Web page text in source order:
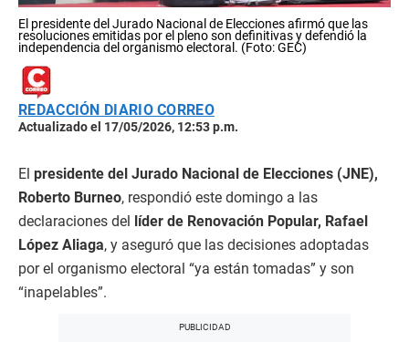
El presidente del Jurado Nacional de Elecciones afirmó que las
resoluciones emitidas por el pleno son definitivas y defendió la
independencia del organismo electoral. (Foto: GEC)
REDACCIÓN DIARIO CORREO
Actualizado el 17/05/2026, 12:53 p.m.
El presidente del Jurado Nacional de Elecciones (JNE),
Roberto Burneo, respondió este domingo a las
declaraciones del líder de Renovación Popular, Rafael
López Aliaga, y aseguró que las decisiones adoptadas
por el organismo electoral “ya están tomadas” y son
“inapelables”.